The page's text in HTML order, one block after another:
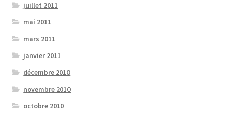
juillet 2011
mai 2011
mars 2011
janvier 2011
décembre 2010
novembre 2010
octobre 2010